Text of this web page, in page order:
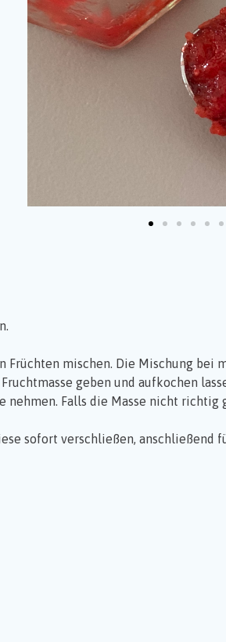
mischen. Die Mischung bei
geben und aufkochen
nehmen. Falls die Masse nicht
sofort verschließen, anschließend